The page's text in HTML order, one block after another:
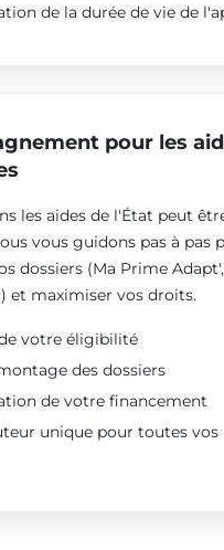
de la durée de vie de
pour les
les aides de l'État peut
vous guidons pas à pas
dossiers (Ma Prime
et maximiser vos droits.
votre éligibilité
des dossiers
de votre financement
unique pour toutes vos